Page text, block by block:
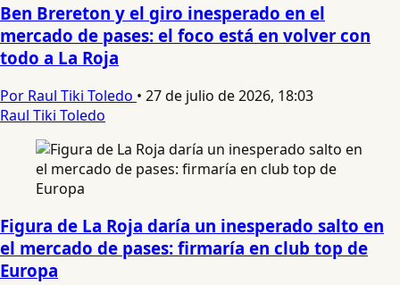
Ben Brereton y el giro inesperado en el
mercado de pases: el foco está en volver con
todo a La Roja
Por Raul Tiki Toledo • 27 de julio de 2026, 18:03
Raul Tiki Toledo
Figura de La Roja daría un inesperado salto en
el mercado de pases: firmaría en club top de
Europa